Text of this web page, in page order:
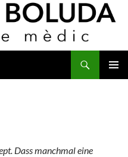
Dass manchmal eine